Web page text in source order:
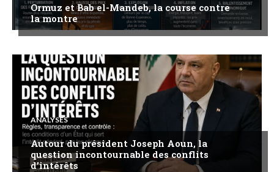
Ormuz et Bab el-Mandeb, la course contre
la montre
ANALYSES
Autour du président Joseph Aoun, la
question incontournable des conflits
d’intérêts